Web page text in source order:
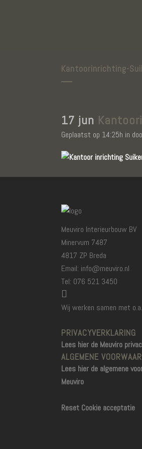
Kantoorinrichting-
17 jun
Geplaatst op 14:25h in
Meuviro Interieurbouw BV
Minervum 7487
4817 ZP Breda
Email: info@meuviro.nl
Tel: 076 521 3450
Wij werken samen met o.a.
PRIVACYVERKLARING
Lees hier de Meuviro
ALGEMENE
Lees hier de algemene
Meuviro
Reset Cookie acceptatie